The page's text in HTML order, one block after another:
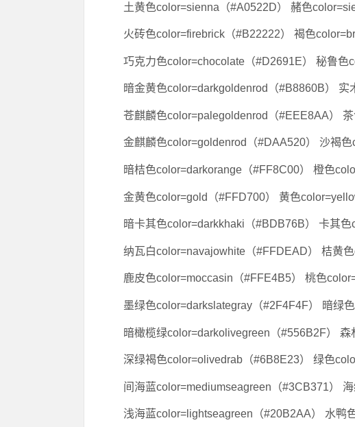
土黄色color=sienna（#A0522D） 赭色
火砖色color=firebrick（#B22222） 褐色
巧克力色color=chocolate（#D2691E） 秘鲁色
暗金黄色color=darkgoldenrod（#B8860B） 实
苍麒麟色color=palegoldenrod（#EEE8AA）
金麒麟色color=goldenrod（#DAA520） 沙褐
暗桔色color=darkorange（#FF8C00） 橙色
金黄色color=gold（#FFD700） 黄色
暗卡其色color=darkkhaki（#BDB76B） 卡其
纳瓦白color=navajowhite（#FFDEAD） 桔黄
鹿皮色color=moccasin（#FFE4B5） 桃色
墨绿色color=darkslategray（#2F4F4F） 暗绿
暗橄榄绿color=darkolivegreen（#556B2F）
深绿褐色color=olivedrab（#6B8E23） 绿色
间海蓝color=mediumseagreen（#3CB371）
浅海蓝color=lightseagreen（#20B2AA） 水鸭